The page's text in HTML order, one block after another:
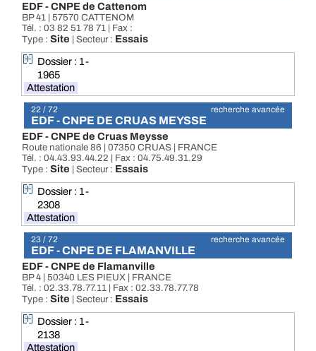
EDF - CNPE de Cattenom
BP 41 | 57570 CATTENOM
Tél. : 03 82 51 78 71 | Fax :
Type : Site | Secteur : Essais
Dossier : 1-
1965
Attestation
22 / 72 recherche avancée
EDF - CNPE DE CRUAS MEYSSE
EDF - CNPE de Cruas Meysse
Route nationale 86 | 07350 CRUAS | FRANCE
Tél. : 04.43.93.44.22 | Fax : 04.75.49.31.29
Type : Site | Secteur : Essais
Dossier : 1-
2308
Attestation
23 / 72 recherche avancée
EDF - CNPE DE FLAMANVILLE
EDF - CNPE de Flamanville
BP 4 | 50340 LES PIEUX | FRANCE
Tél. : 02.33.78.77.11 | Fax : 02.33.78.77.78
Type : Site | Secteur : Essais
Dossier : 1-
2138
Attestation